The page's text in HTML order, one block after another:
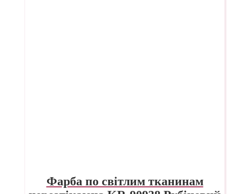
Фарба по світлим тканинам